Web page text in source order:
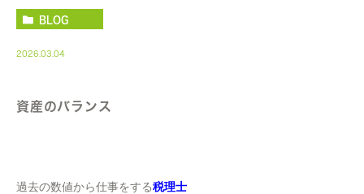
BLOG
2026.03.04
資産のバランス
過去の数値から仕事をする税理士